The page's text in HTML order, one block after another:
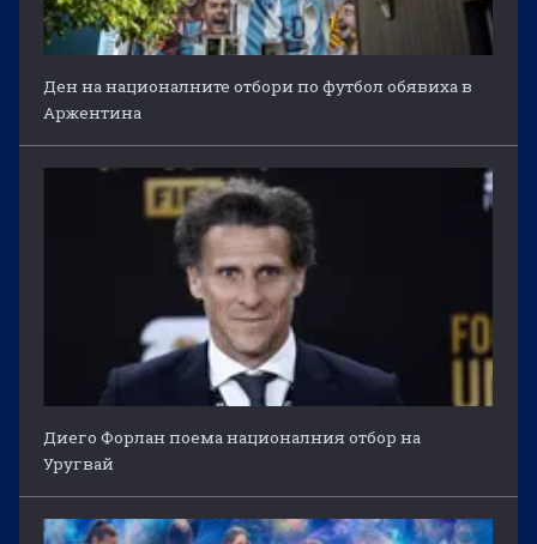
Ден на националните отбори по футбол обявиха в
Аржентина
Диего Форлан поема националния отбор на
Уругвай